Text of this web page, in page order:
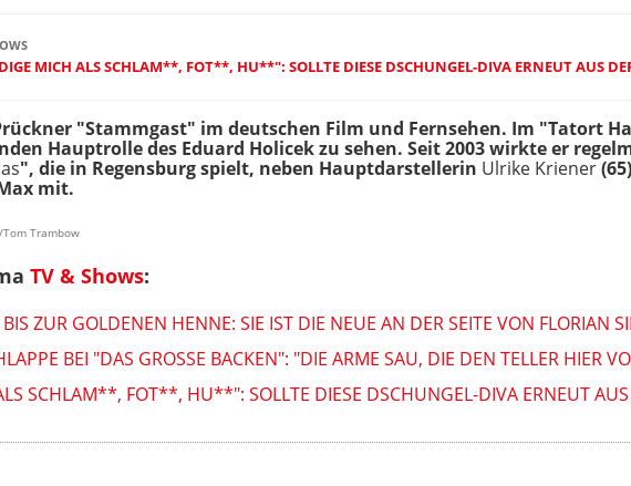
MICH ALS SCHLAM**, FOT**, HU**": SOLLTE DIESE DSCHUNGEL-DIVA ERNEUT AUS
"Stammgast" im deutschen Film und Fernsehen. Im "Tatort
Hauptrolle des Eduard Holicek zu sehen. Seit 2003 wirkte er
", die in Regensburg spielt, neben Hauptdarstellerin Ulrike Kriener
mit.
Trambow
TV & Shows:
ZUR GOLDENEN HENNE: SIE IST DIE NEUE AN DER SEITE VON FLORIAN
BEI "DAS GROSSE BACKEN": "DIE ARME SAU, DIE DEN TELLER HIER
SCHLAM**, FOT**, HU**": SOLLTE DIESE DSCHUNGEL-DIVA ERNEUT